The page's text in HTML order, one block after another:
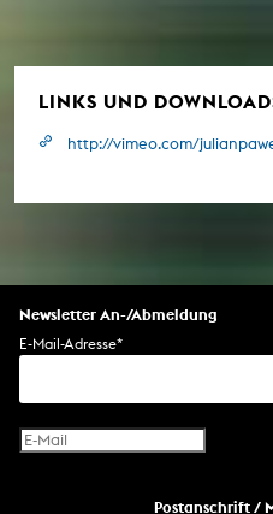
LINKS UND
http://vimeo.com/
Newsletter An-/Abmeldung
E-Mail-Adresse*
Postanschrift /